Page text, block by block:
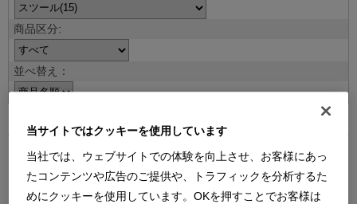
並べ替え：
当サイトではクッキーを使用しています
当社では、ウェブサイトでの体験を向上させ、お客様にあっ
たコンテンツや広告のご提供や、トラフィックを分析するた
めにクッキーを使用しています。OKを押すことでお客様は